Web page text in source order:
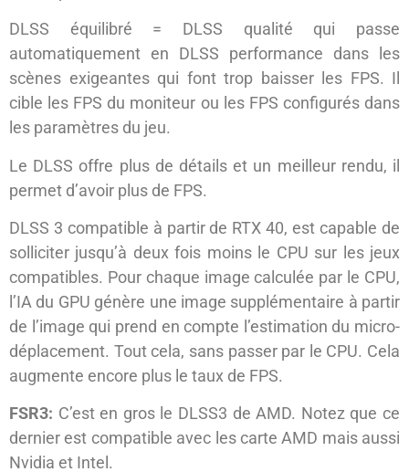
DLSS équilibré = DLSS qualité qui passe
automatiquement en DLSS performance dans les
scènes exigeantes qui font trop baisser les FPS. Il
cible les FPS du moniteur ou les FPS configurés dans
les paramètres du jeu.
Le DLSS offre plus de détails et un meilleur rendu, il
permet d’avoir plus de FPS.
DLSS 3 compatible à partir de RTX 40, est capable de
solliciter jusqu’à deux fois moins le CPU sur les jeux
compatibles. Pour chaque image calculée par le CPU,
l’IA du GPU génère une image supplémentaire à partir
de l’image qui prend en compte l’estimation du micro-
déplacement. Tout cela, sans passer par le CPU. Cela
augmente encore plus le taux de FPS.
FSR3: C’est en gros le DLSS3 de AMD. Notez que ce
dernier est compatible avec les carte AMD mais aussi
Nvidia et Intel.